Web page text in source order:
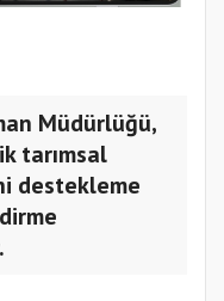
Müdürlüğü,
tarımsal
destekleme